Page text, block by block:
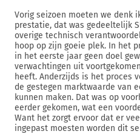
Vorig seizoen moeten we denk
prestatie, dat was gedeeltelijk
overige technisch
hoop op zijn goeie plek. In het
in het eerste jaar geen doel
verwachtingen uit
heeft. Anderzijds is het proces
de gestegen marktwaarde van
kunnen maken. Dat was op
eerder gekomen, wat een
Want het zorgt ervoor dat er
ingepast moesten worden dit